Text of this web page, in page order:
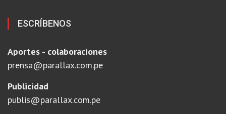
ESCRÍBENOS
Aportes - colaboraciones
prensa@parallax.com.pe
Publicidad
publis@parallax.com.pe